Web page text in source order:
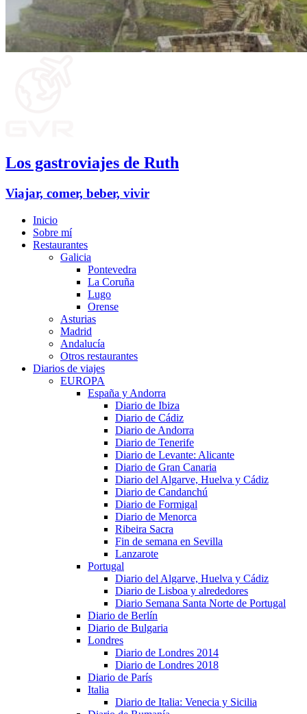
Los gastroviajes de Ruth
Viajar, comer, beber, vivir
Inicio
Sobre mí
Restaurantes
Galicia
Pontevedra
La Coruña
Lugo
Orense
Asturias
Madrid
Andalucía
Otros restaurantes
Diarios de viajes
EUROPA
España y Andorra
Diario de Ibiza
Diario de Cádiz
Diario de Andorra
Diario de Tenerife
Diario de Levante: Alicante
Diario de Gran Canaria
Diario del Algarve, Huelva y Cádiz
Diario de Candanchú
Diario de Formigal
Diario de Menorca
Ribeira Sacra
Fin de semana en Sevilla
Lanzarote
Portugal
Diario del Algarve, Huelva y Cádiz
Diario de Lisboa y alrededores
Diario Semana Santa Norte de Portugal
Diario de Berlín
Diario de Bulgaria
Londres
Diario de Londres 2014
Diario de Londres 2018
Diario de París
Italia
Diario de Italia: Venecia y Sicilia